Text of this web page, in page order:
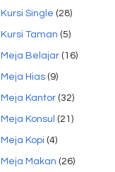
Kursi Single (28)
Kursi Taman (5)
Meja Belajar(16)
Meja Hias(9)
Meja Kantor(32)
Meja Konsul (21)
Meja Kopi (4)
Meja Makan (26)